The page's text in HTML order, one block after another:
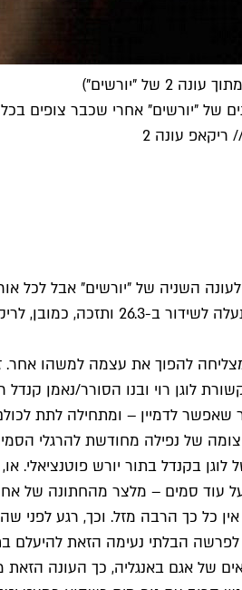
"יורשים")
של "יורשים" אחרי שכבר צופים
עונה 2
השניה של "יורשים" אבל לכל
מפורט משל עצמה.
להפוך את עצמה למשהו אחר.
לוגן רוי ובנו הסורר/נאמן
לדמיין – ומתחילה לתת
של נפילה מחודשת להרגלי
בקנדל בתור יורש פוטנציאלי.
עוד סמים – מלצר מהחתונה של
כל כך הרבה מזל. וכך, רגע לפני
לפרשה הבלתי נעימה הזאת
של אגם באנגליה, כך העונה הזאת